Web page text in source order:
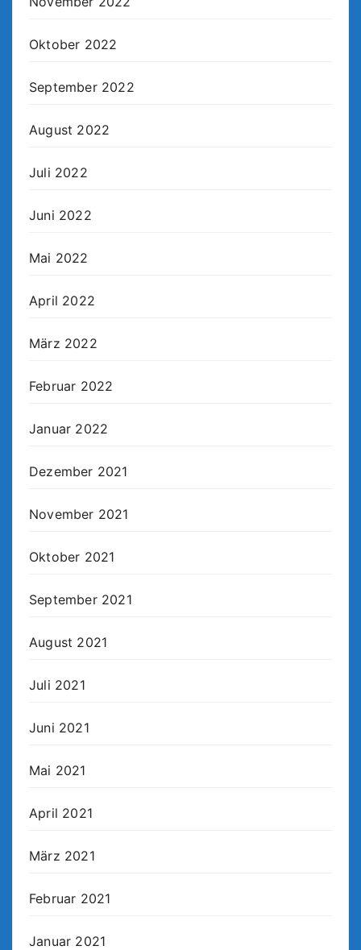
Oktober 2022
September 2022
August 2022
Juli 2022
Juni 2022
Mai 2022
April 2022
März 2022
Februar 2022
Januar 2022
Dezember 2021
November 2021
Oktober 2021
September 2021
August 2021
Juli 2021
Juni 2021
Mai 2021
April 2021
März 2021
Februar 2021
Januar 2021